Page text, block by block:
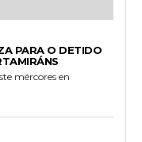
PARA O DETIDO
mércores en